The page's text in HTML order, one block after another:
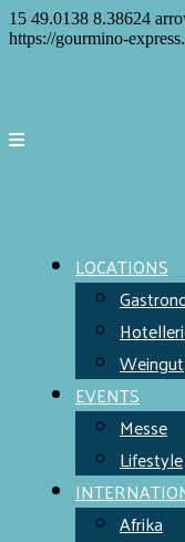
15 49.0138 8.38624
https://gourmino-
LOCATIONS
Weingut
EVENTS
Messe
Lifestyle
Afrika